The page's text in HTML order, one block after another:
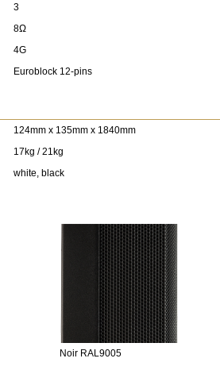
3
8Ω
4G
Euroblock 12-pins
124mm x 135mm x 1840mm
17kg / 21kg
white, black
Noir RAL9005